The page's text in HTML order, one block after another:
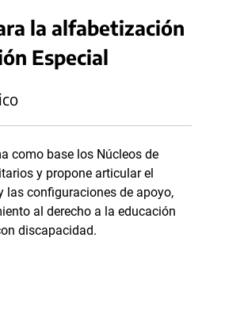
la alfabetización
Especial
como base los Núcleos de
y propone articular el
las configuraciones de apoyo,
al derecho a la educación
discapacidad.